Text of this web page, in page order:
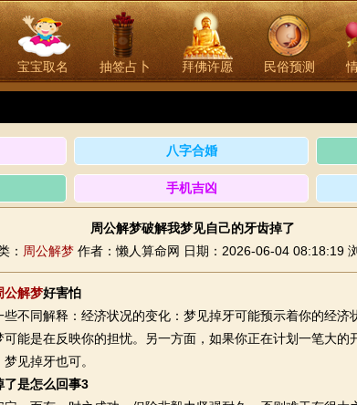
宝宝取名 抽签占卜 拜佛许愿 民俗预测
八字合婚
手机吉凶
周公解梦破解我梦见自己的牙齿掉了
： 周公解梦 作者：懒人算命网 日期：2026-06-04 08:18:19
公解梦好害怕
同解释：经济状况的变化：梦见掉牙可能预示着你的经济
能是在反映你的担忧。另一方面，如果你正在计划一笔大的
见掉牙也可。
了是怎么回事3